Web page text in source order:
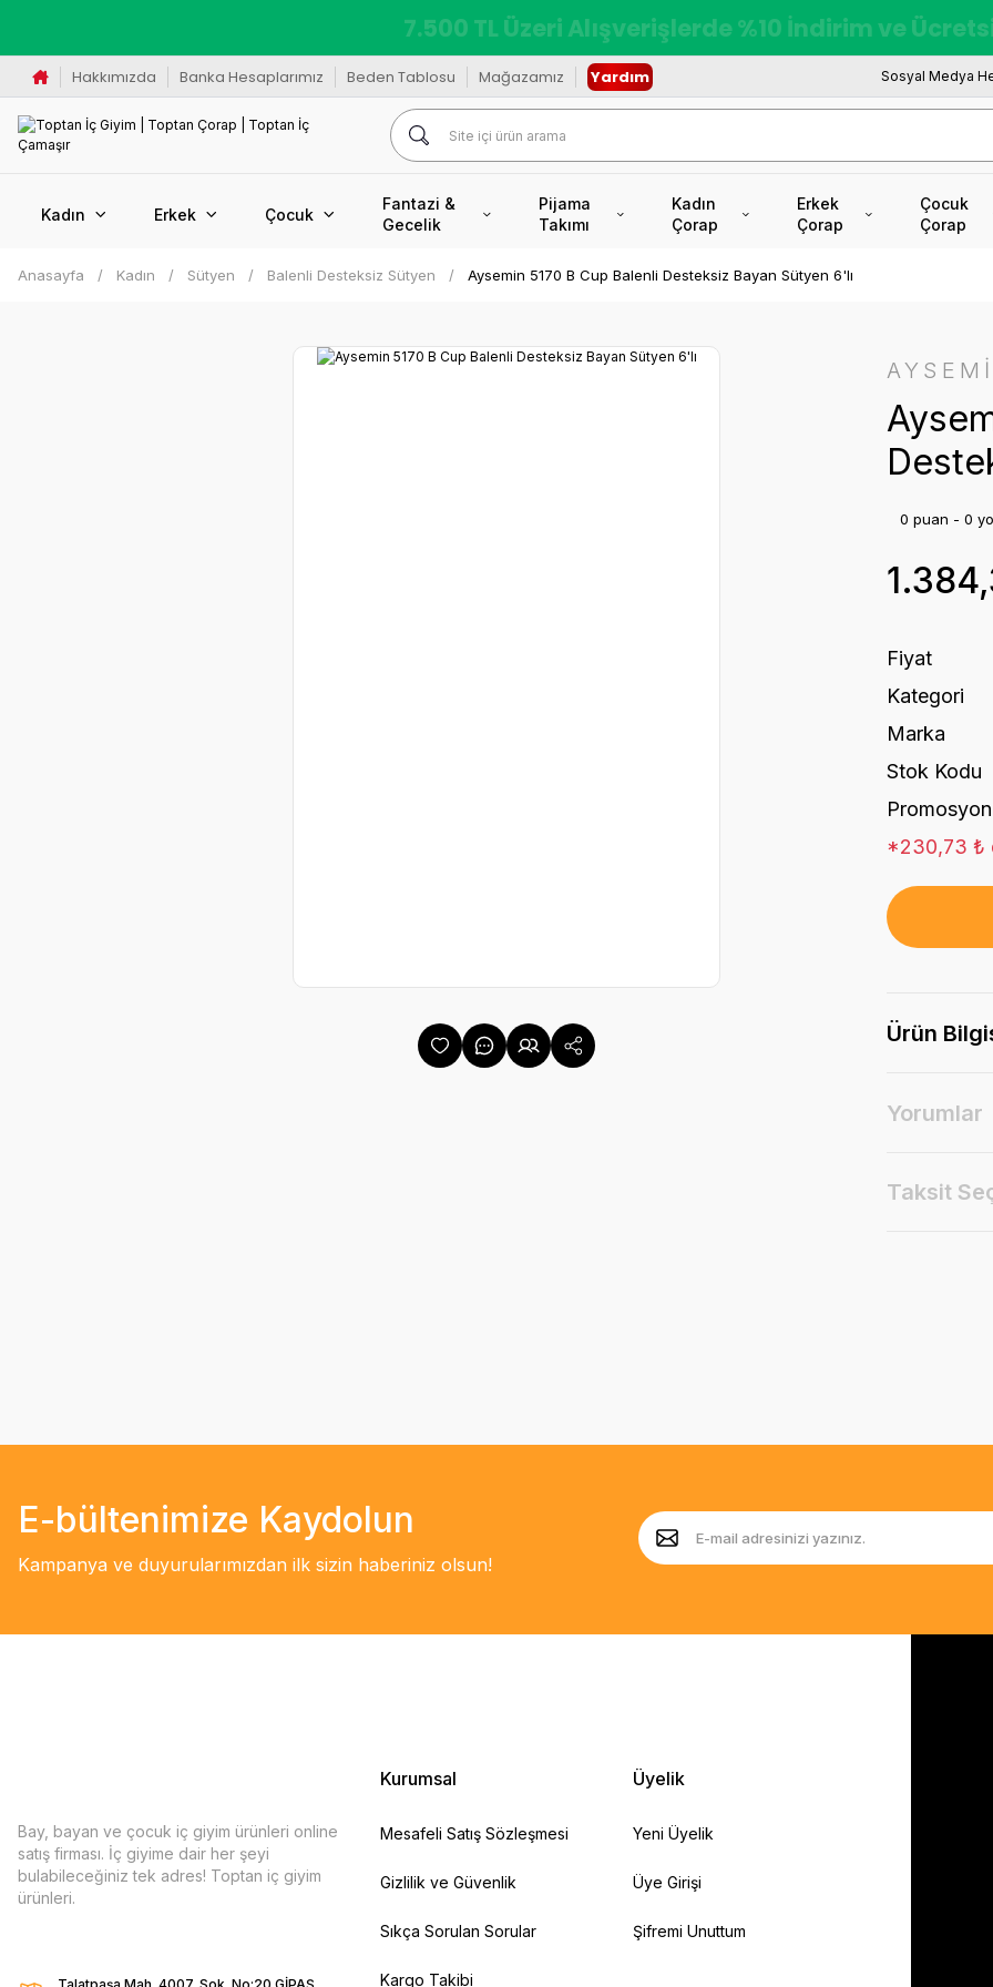
7.500 TL Üzeri Alışverişlerde %10 İndirim ve
Hakkımızda Banka Hesaplarımız Beden Tablosu Mağazamız Yardım Sosyal Medya
Kadın Erkek Çocuk
Fantazi &
Gecelik
Pijama
Takımı
Kadın
Çorap
Erkek
Çorap
Çocuk
Çorap
Anasayfa Kadın Sütyen Balenli Desteksiz Sütyen Aysemin 5170 B Cup Balenli Desteksiz Bayan Sütyen 6'lı
0 puan - 0
Fiyat
Kategori
Marka
Stok Kodu
Promosyon
*230,73 ₺
Ürün
Yorumlar
Taksit
E-bültenimize Kaydolun
Kampanya ve duyurularımızdan ilk sizin haberiniz olsun!
Bay, bayan ve çocuk iç giyim ürünleri online
satış firması. İç giyime dair her şeyi
bulabileceğiniz tek adres! Toptan iç giyim
ürünleri.
Kurumsal
Mesafeli Satış Sözleşmesi
Gizlilik ve Güvenlik
Sıkça Sorulan Sorular
Kargo Takibi
Üyelik
Yeni Üyelik
Üye Girişi
Şifremi Unuttum